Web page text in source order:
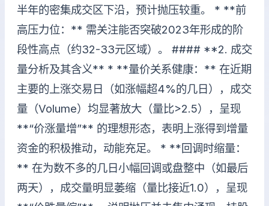
半年的密集成交区下沿，预计抛压较重。 * **前
高压力位：** 需关注能否突破2023年形成的阶
段性高点（约32-33元区域）。 #### **2. 成交
量分析及其含义** * **量价关系健康：** 在近期
主要的上涨交易日（如涨幅超4%的几日），成交
量（Volume）均显著放大（量比>2.5），呈现
**“价涨量增”** 的理想形态，表明上涨得到增量
资金的积极推动，动能充足。 * **回调时缩量：
** 在为数不多的几日小幅回调或盘整中（如最后
两天），成交量明显萎缩（量比接近1.0），呈现